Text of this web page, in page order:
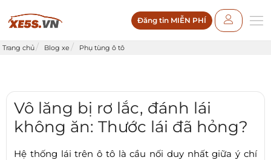
Đăng tin MIỄN PHÍ
Trang chủ Blog xe Phụ tùng ô tô
Vô lăng bị rơ lắc, đánh lái
không ăn: Thước lái đã hỏng?
Hệ thống lái trên ô tô là cầu nối duy nhất giữa ý chí